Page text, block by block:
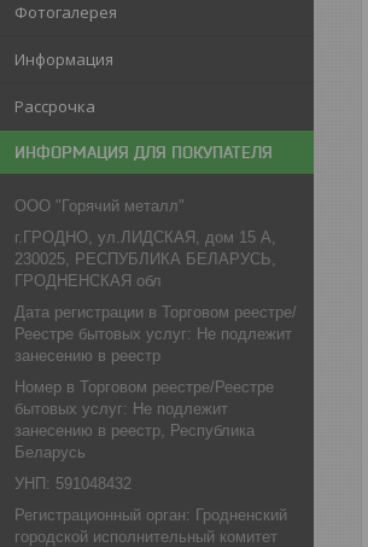
Фотогалерея
Информация
Рассрочка
ИНФОРМАЦИЯ ДЛЯ ПОКУПАТЕЛЯ
ООО "Горячий металл"
г.ГРОДНО, ул.ЛИДСКАЯ, дом 15 А,
230025, РЕСПУБЛИКА БЕЛАРУСЬ,
ГРОДНЕНСКАЯ обл
Дата регистрации в Торговом реестре/
Реестре бытовых услуг: Не подлежит
занесению в реестр
Номер в Торговом реестре/Реестре
бытовых услуг: Не подлежит
занесению в реестр, Республика
Беларусь
УНП: 591048432
Регистрационный орган: Гродненский
городской исполнительный комитет